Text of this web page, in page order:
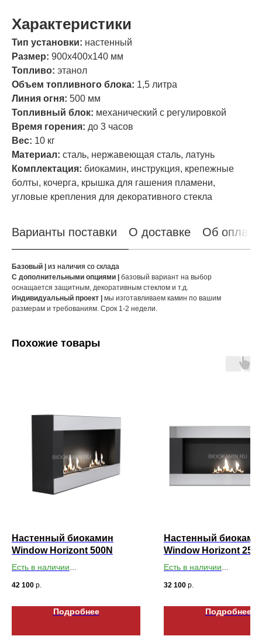
Характеристики
Тип установки: настенный
Размер: 900х400х140 мм
Топливо: этанол
Объем топливного блока: 1,5 литра
Линия огня: 500 мм
Топливный блок: механический с регулировкой
Время горения: до 3 часов
Вес: 10 кг
Материал: сталь, нержавеющая сталь, латунь
Комплектация: биокамин, инструкция, крепежные
болты, кочерга, крышка для гашения пламени,
угловые крепления для декоративного стекла
Варианты поставки О доставке Об оплате
Базовый | из наличия со склада
С дополнительными опциями | базовый вариант на выбор
оснащается защитным, декоративным стеклом и т.д.
Индивидуальный проект | мы изготавливаем камин по вашим
размерам и требованиям. Срок 1-2 недели.
Похожие товары
Настенный биокамин
Window Horizont 500N
Есть в наличии
42 100 р.
Подробнее
Настенный
Window Horizont
Есть в наличии
32 100 р.
Подробнее